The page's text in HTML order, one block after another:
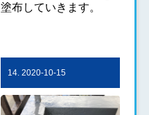
塗布していきます。
14. 2020-10-15